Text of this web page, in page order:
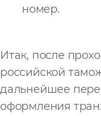
номер.
Итак, после
российской
дальнейшее
оформления